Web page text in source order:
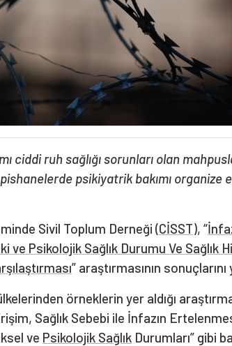
ciddi ruh sağlığı sorunları olan
psikiyatrik bakımı organize
Sivil Toplum Derneği (CİSST), “
ve Psikolojik Sağlık Durumu Ve Sağlık
” araştırmasının sonuçlarını
örneklerin yer aldığı
Sağlık Sebebi ile İnfazın
ve Psikolojik Sağlık Durumları” gibi